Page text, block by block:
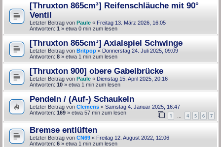
[Thruxton 865cm³] Reifenschläuche mit 90°
Ventil
Letzter Beitrag von Paule « Freitag 13. März 2026, 16:05
Antworten: 1 » etwa 0 min zum lesen
[Thruxton 865cm³] Axialspiel Schwinge
Letzter Beitrag von Britpop « Donnerstag 24. Juli 2025, 09:09
Antworten: 8 » etwa 1 min zum lesen
[Thruxton 900] obere Gabelbrücke
Letzter Beitrag von Paule « Dienstag 15. April 2025, 20:16
Antworten: 10 » etwa 1 min zum lesen
Pendeln / (Auf-) Schaukeln
Letzter Beitrag von Clemens « Samstag 4. Januar 2025, 16:47
Antworten: 169 1 … 4 5 6 7
» etwa 57 min zum lesen
Bremse entlüften
Letzter Beitrag von CN69 « Freitag 12. August 2022, 12:06
Antworten: 6 » etwa 1 min zum lesen